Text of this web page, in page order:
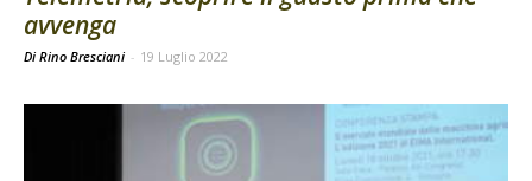
avvenga
Di Rino Bresciani - 19 Luglio 2022